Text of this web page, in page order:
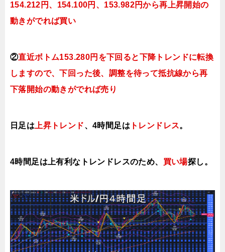
154.212円、154.100円、153.982円から再上昇開始の
動きがでれば買い
②直近ボトム153.280円を下回ると下降トレンドに転換
しますので、下回った後、調整を待って抵抗線から再
下落開始の動きがでれば売り
日足は 上昇トレンド、4時間足は トレンドレス。
4時間足は上有利なトレンドレスのため、 買い場探し。